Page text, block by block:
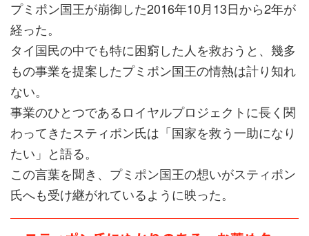
プミポン国王が崩御した2016年10月13日から2年が
経った。
タイ国民の中でも特に困窮した人を救おうと、幾多
もの事業を提案したプミポン国王の情熱は計り知れ
ない。
事業のひとつであるロイヤルプロジェクトに長く関
わってきたスティポン氏は「国家を救う一助になり
たい」と語る。
この言葉を聞き、プミポン国王の想いがスティポン
氏へも受け継がれているように映った。